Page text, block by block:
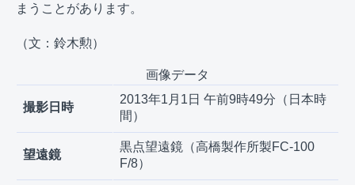
まうことがあります。
（文：鈴木勲）
撮影日時
2013年1月1日 午前9時49分（日本時
間）
望遠鏡
黒点望遠鏡（高橋製作所製FC-100
F/8）
画像データ